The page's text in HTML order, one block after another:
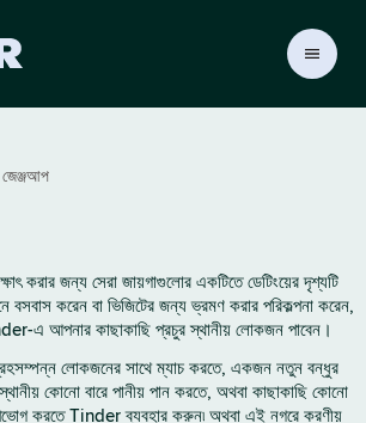
r
জেঞ্জআপ
করার জন্য সেরা জায়গাগুলোর একটিতে ডেটিংয়ের দৃশ্যটি
করেন বা ভিজিটের জন্য ভ্রমণ করার পরিকল্পনা করেন,
এ আপনার কাছাকাছি প্রচুর স্থানীয় লোকজন পাবেন।
লোকজনের সাথে ম্যাচ করতে, একজন নতুন বন্ধুর
কোনো বারে পানীয় পান করতে, অথবা কাছাকাছি কোনো
করতে Tinder ব্যবহার করুন৷ অথবা এই নগরে করণীয়